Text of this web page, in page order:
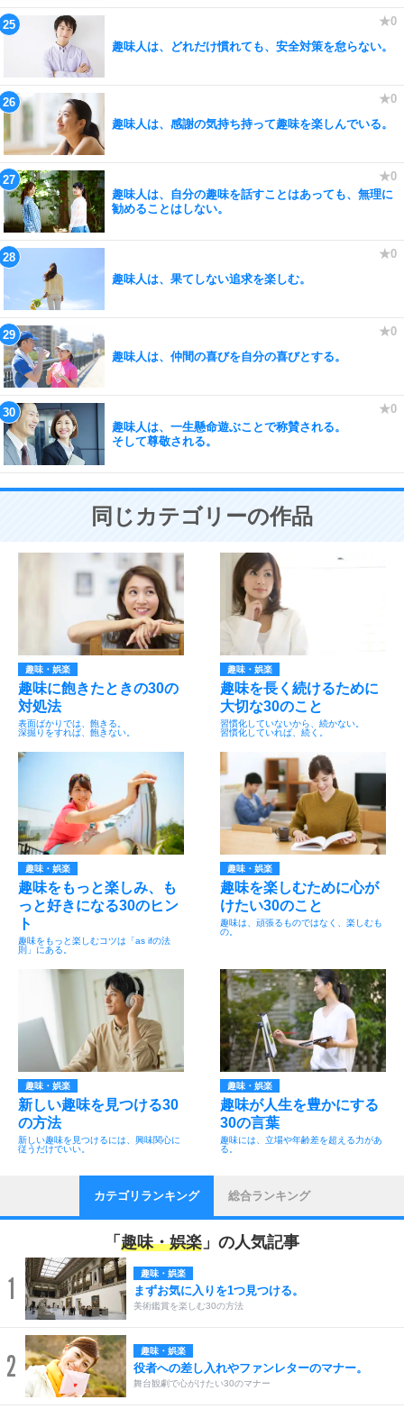
趣味人は、どれだけ慣れても、安全対策を怠らない。
趣味人は、感謝の気持ち持って趣味を楽しんでいる。
趣味人は、自分の趣味を話すことはあっても、無理に
勧めることはしない。
趣味人は、果てしない追求を楽しむ。
趣味人は、仲間の喜びを自分の喜びとする。
趣味人は、一生懸命遊ぶことで称賛される。
そして尊敬される。
同じカテゴリーの作品
趣味・娯楽
趣味に飽きたときの30の
対処法
表面ばかりでは、飽きる。
深掘りをすれば、飽きない。
趣味・娯楽
趣味を長く続けるために
大切な30のこと
習慣化していないから、続かない。
習慣化していれば、続く。
趣味・娯楽
趣味をもっと楽しみ、も
っと好きになる30のヒン
ト
趣味をもっと楽しむコツは「as ifの法
則」にある。
趣味・娯楽
趣味を楽しむために心が
けたい30のこと
趣味は、頑張るものではなく、楽しむも
の。
趣味・娯楽
新しい趣味を見つける30
の方法
新しい趣味を見つけるには、興味関心に
従うだけでいい。
趣味・娯楽
趣味が人生を豊かにする
30の言葉
趣味には、立場や年齢差を超える力があ
る。
カテゴリランキング 総合ランキング
「 趣味・娯楽 」の人気記事
1 趣味・娯楽
まずお気に入りを1つ見つける。
美術鑑賞を楽しむ30の方法
2 趣味・娯楽
役者への差し入れやファンレターのマナー。
舞台観劇で心がけたい30のマナー